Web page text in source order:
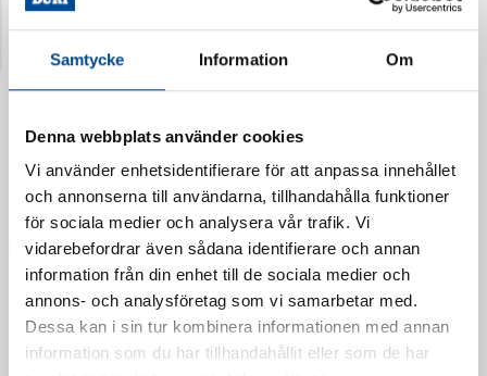
Samtycke Information Om
Denna webbplats använder cookies
Vi använder enhetsidentifierare för att anpassa innehållet
och annonserna till användarna, tillhandahålla funktioner
för sociala medier och analysera vår trafik. Vi
vidarebefordrar även sådana identifierare och annan
information från din enhet till de sociala medier och
annons- och analysföretag som vi samarbetar med.
Dessa kan i sin tur kombinera informationen med annan
information som du har tillhandahållit eller som de har
Vattendoserare Mixometer
62385
Spårkniv Mördarsnigeln
62617